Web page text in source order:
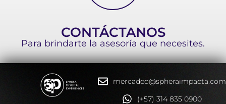
CONTÁCTANOS
Para brindarte la asesoría que necesites.
mercadeo@spheraimpacta.com
(+57) 314 835 0900